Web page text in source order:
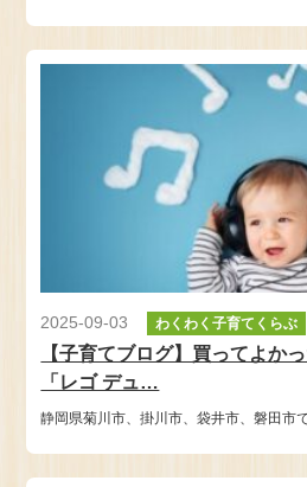
2025-09-03 わくわく子育てくらぶ
【子育てブログ】買ってよか
「レゴ デュ…
静岡県菊川市、掛川市、袋井市、磐田市